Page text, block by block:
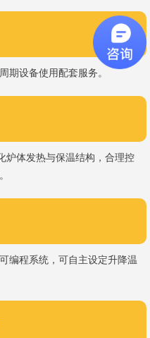
精特新企业。 我们坚持以
市场的战略发展，实现科学化
信誉良好的原则。 热诚欢迎
携手，合作共赢，共创新未
频
期设备使用配套服务。
炉体发热与保温结构，合理控
编程系统，可自主设定升降温